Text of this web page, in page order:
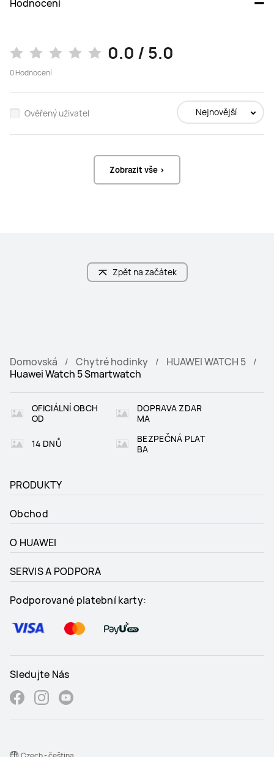
Hodnocení
0.0 / 5.0
0Hodnocení
Ověřený uživatel Nejnovější
Zobrazit vše >
Zpět na začátek
Domovská Chytré hodinky
HUAWEI WATCH 5
Huawei Watch 5 Smartwatch
OFICIÁLNÍ OBCH
OD
DOPRAVA ZDAR
MA
14 DNŮ
BEZPEČNÁ PLAT
BA
PRODUKTY
Obchod
O HUAWEI
SERVIS A PODPORA
Podporované platební karty:
Sledujte Nás